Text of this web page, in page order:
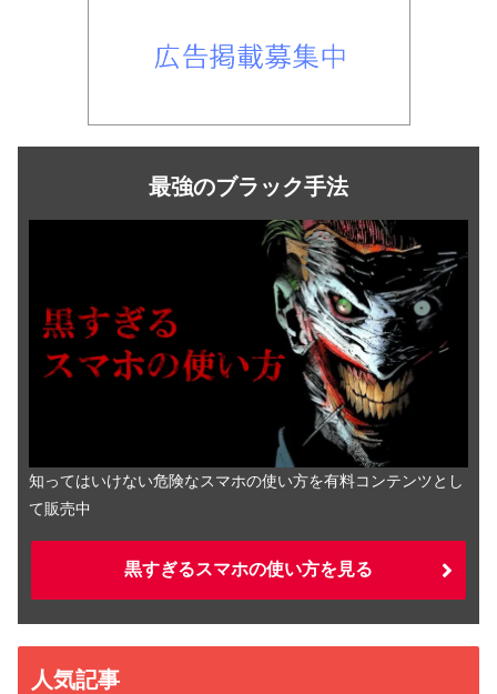
最強のブラック手法
知ってはいけない危険なスマホの使い方を有料コンテンツとし
て販売中
黒すぎるスマホの使い方を見る
人気記事